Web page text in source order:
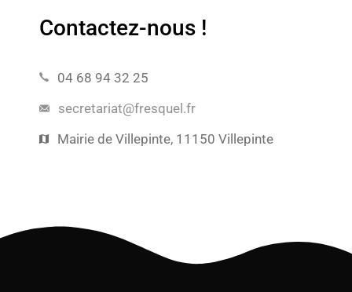
Contactez-nous !
04 68 94 32 25
secretariat@fresquel.fr
Mairie de Villepinte, 11150 Villepinte